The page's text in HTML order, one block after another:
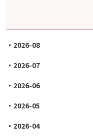
2026-08
2026-07
2026-06
2026-05
2026-04